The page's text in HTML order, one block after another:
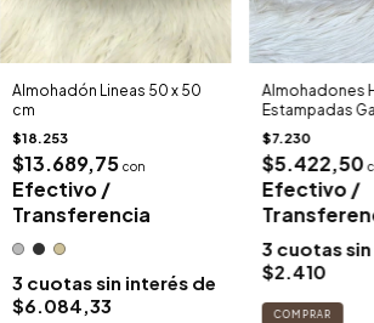
Almohadón Lineas 50 x 50
cm
$18.253
$13.689,75 con
Efectivo /
Transferencia
3 cuotas sin interés de
$6.084,33
Almohadones
Estampadas
30 cm
$7.230
$5.422,50
Efectivo /
3 cuotas
$2.410
COMPRAR